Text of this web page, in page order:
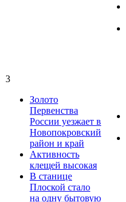
3
Золото
Первенства
России уезжает в
Новопокровский
район и край
Активность
клещей высокая
В станице
Плоской стало
на одну бытовую